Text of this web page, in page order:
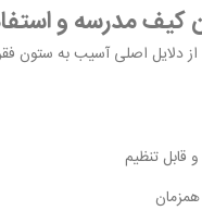
دلایل اصلی آسیب‌ به ستون
قابل تنظیم